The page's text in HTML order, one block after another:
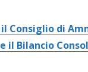
Consiglio di
il Bilancio